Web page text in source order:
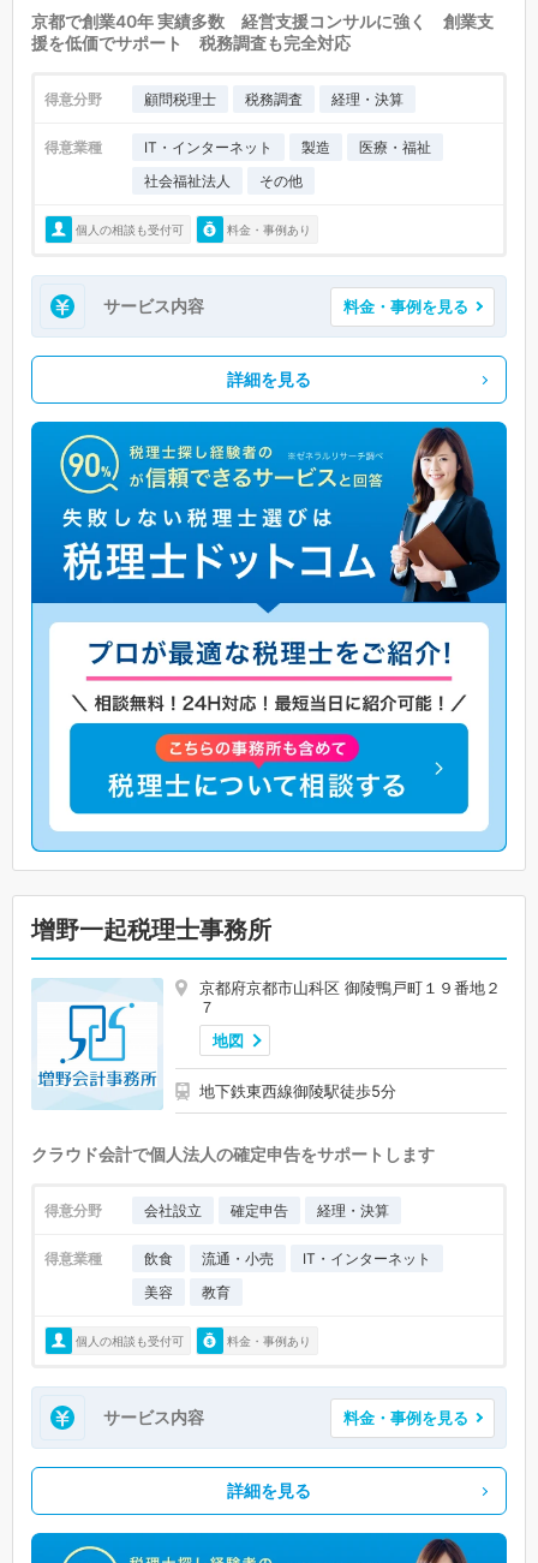
京都で創業40年 実績多数 経営支援コンサルに強く 創業支
援を低価でサポート 税務調査も完全対応
得意分野 顧問税理士 税務調査 経理・決算
得意業種 IT・インターネット 製造
医療・福祉
社会福祉法人
その他
個人の相談も受付可 料金・事例あり
サービス内容 料金・事例を見る
詳細を見る
增野一起税理士事務所
京都府京都市山科区 御陵鴨戸町１９番地２
７
地図
地下鉄東西線御陵駅徒歩5分
クラウド会計で個人法人の確定申告をサポートします
得意分野 会社設立 確定申告 経理・決算
得意業種 飲食 流通・小売
IT・インターネット
美容
教育
個人の相談も受付可 料金・事例あり
サービス内容 料金・事例を見る
詳細を見る